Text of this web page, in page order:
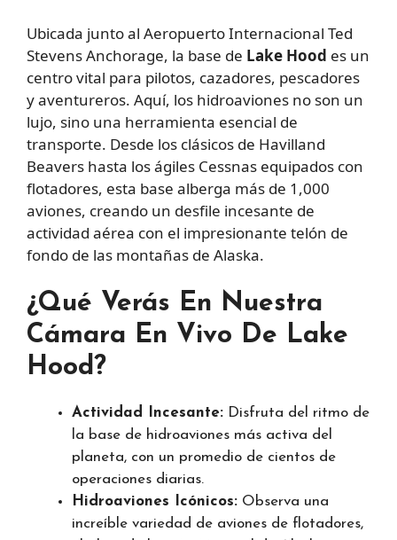
Ubicada junto al Aeropuerto Internacional Ted
Stevens Anchorage, la base de Lake Hood es un
centro vital para pilotos, cazadores, pescadores
y aventureros. Aquí, los hidroaviones no son un
lujo, sino una herramienta esencial de
transporte. Desde los clásicos de Havilland
Beavers hasta los ágiles Cessnas equipados con
flotadores, esta base alberga más de 1,000
aviones, creando un desfile incesante de
actividad aérea con el impresionante telón de
fondo de las montañas de Alaska.
¿Qué Verás En Nuestra
Cámara En Vivo De Lake
Hood?
Actividad Incesante: Disfruta del ritmo de
la base de hidroaviones más activa del
planeta, con un promedio de cientos de
operaciones diarias.
Hidroaviones Icónicos: Observa una
increíble variedad de aviones de flotadores,